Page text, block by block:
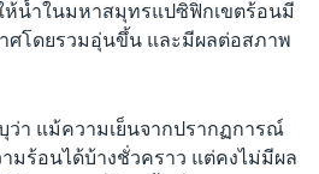
ห้น้ำในมหาสมุทรแปซิฟิกเขตร้อนมี
โดยรวมอุ่นขึ้น และมีผลต่อสภาพ
ว่า แม้ความเย็นจากปรากฏการณ์
มร้อนได้บ้างชั่วคราว แต่คงไม่มีผล